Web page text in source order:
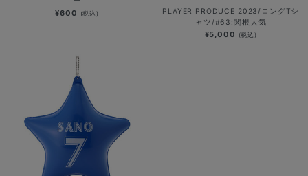
¥600 (税込)
PLAYER PRODUCE 2023/ロングTシ
ャツ/#63:関根大気
¥5,000 (税込)